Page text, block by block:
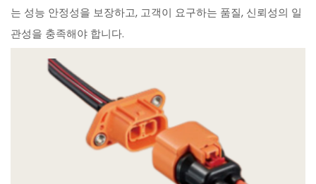
는 성능 안정성을 보장하고, 고객이 요구하는 품질, 신뢰성의 일
관성을 충족해야 합니다.